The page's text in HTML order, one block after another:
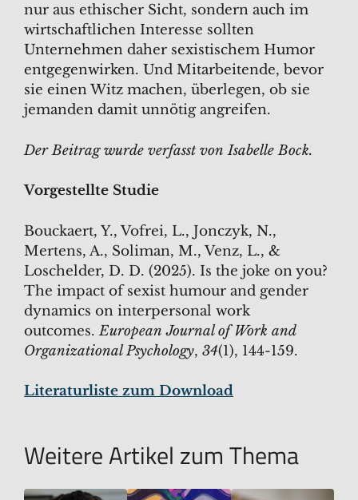
nur aus ethischer Sicht, sondern auch im
wirtschaftlichen Interesse sollten
Unternehmen daher sexistischem Humor
entgegenwirken. Und Mitarbeitende, bevor
sie einen Witz machen, überlegen, ob sie
jemanden damit unnötig angreifen.
Der Beitrag wurde verfasst von Isabelle Bock.
Vorgestellte Studie
Bouckaert, Y., Vofrei, L., Jonczyk, N.,
Mertens, A., Soliman, M., Venz, L., &
Loschelder, D. D. (2025). Is the joke on you?
The impact of sexist humour and gender
dynamics on interpersonal work
outcomes.European Journal of Work and
Organizational Psychology, 34(1), 144-159.
Literaturliste zum Download
Weitere Artikel zum Thema